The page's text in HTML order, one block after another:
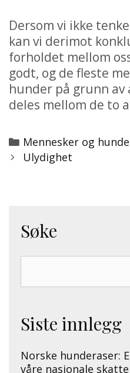
Dersom vi ikke
kan vi derimot
forholdet mellom
godt, og de fleste
hunder på grunn
deles mellom de to
Categories
Mennesker og
PostUlydighet
Søke
Siste innlegg
Norske hunderaser:
våre nasjonale